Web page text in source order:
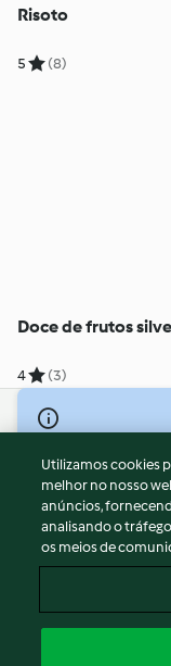
Risoto
5 (8)
Doce de frutos
4 (3)
© Copyright 2026
Termos de Utilização
Aviso sobre Proteção
Aviso
Apoio legal
Conteúdo do
Utilizamos cookies
melhor no nosso
anúncios,
analisando o
os meios de